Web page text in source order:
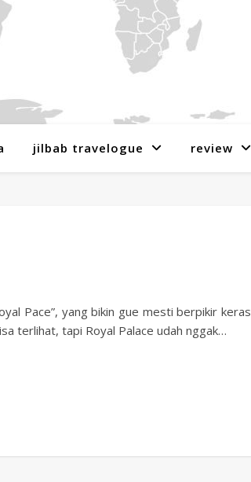
jilbab travelogue review
Pace”, yang bikin gue mesti berpikir keras
terlihat, tapi Royal Palace udah nggak…